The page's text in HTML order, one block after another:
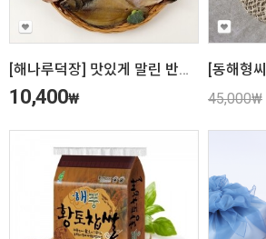
[해나루덕장] 맛있게 말린 반건조 생선 골라담기
10,400₩
45,000₩